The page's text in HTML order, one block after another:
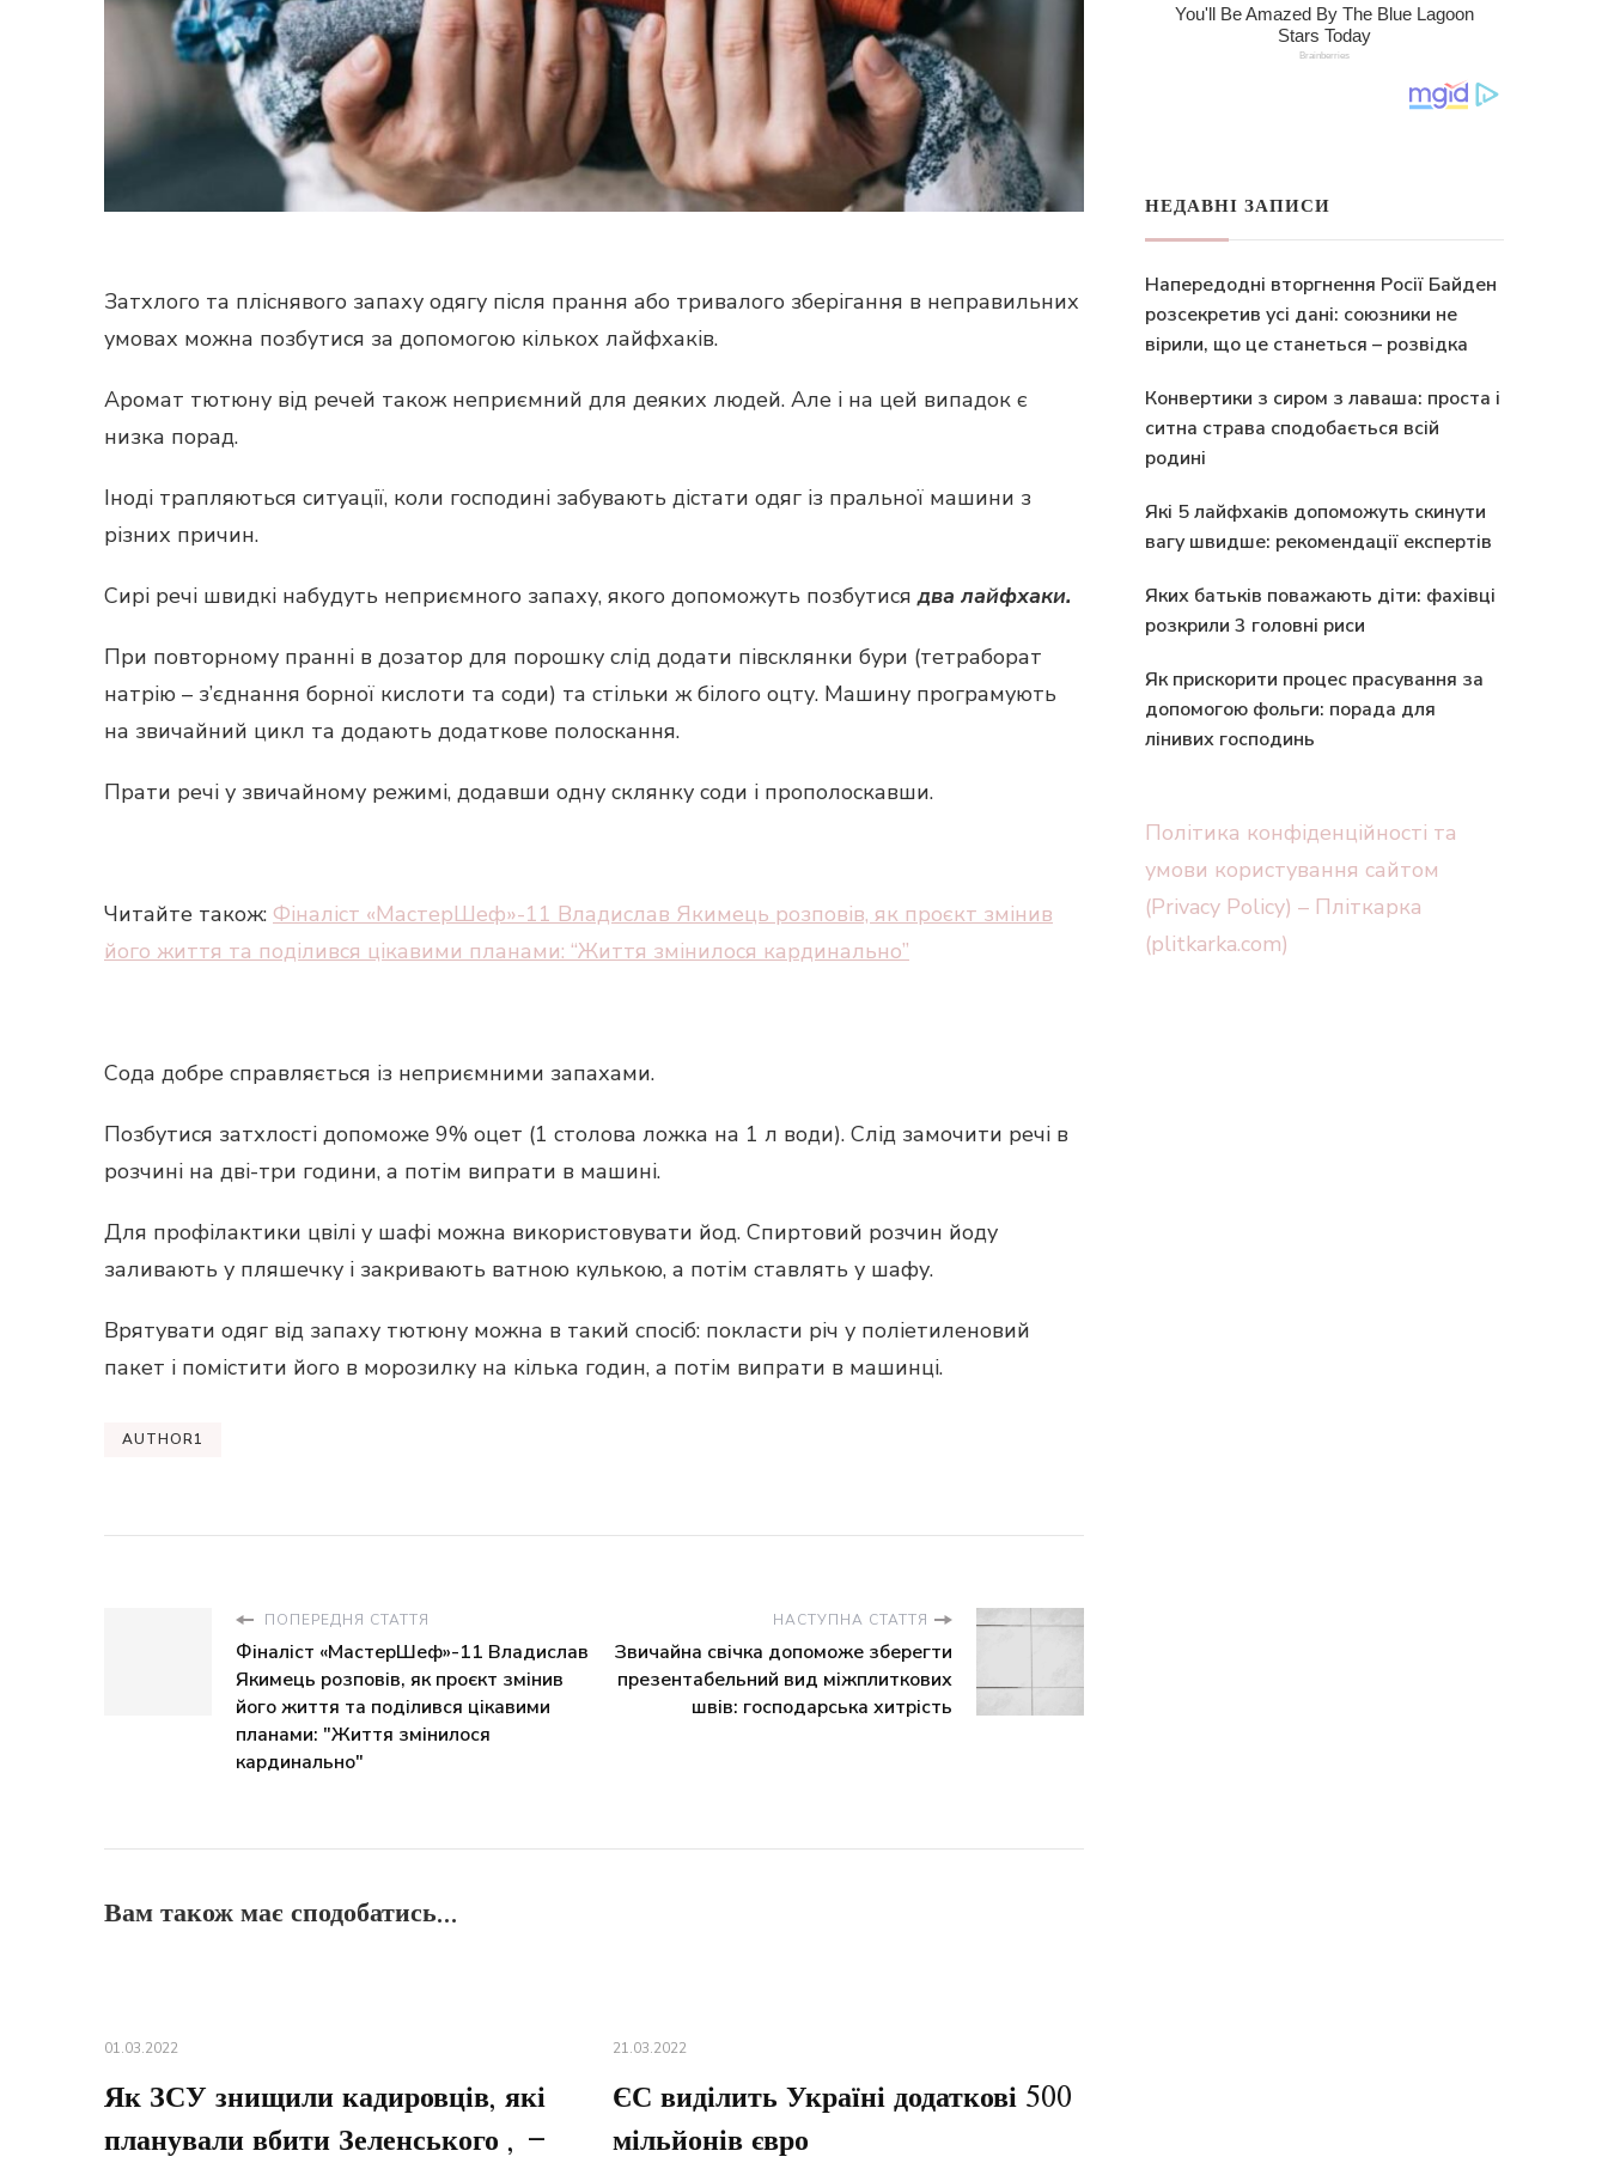
Затхлого та пліснявого запаху одягу після прання або тривалого зберігання в неправильних
умовах можна позбутися за допомогою кількох лайфхаків.
Аромат тютюну від речей також неприємний для деяких людей. Але і на цей випадок є
низка порад.
Іноді трапляються ситуації, коли господині забувають дістати одяг із пральної машини з
різних причин.
Сирі речі швидкі набудуть неприємного запаху, якого допоможуть позбутисядва лайфхаки.
При повторному пранні в дозатор для порошку слід додати півсклянки бури (тетраборат
натрію – з’єднання борної кислоти та соди) та стільки ж білого оцту. Машину програмують
на звичайний цикл та додають додаткове полоскання.
Прати речі у звичайному режимі, додавши одну склянку соди і прополоскавши.
Читайте також: Фіналіст «МастерШеф»-11 Владислав Якимець розповів, як проєкт змінив
його життя та поділився цікавими планами: “Життя змінилося кардинально”
Сода добре справляється із неприємними запахами.
Позбутися затхлості допоможе 9% оцет (1 столова ложка на 1 л води). Слід замочити речі в
розчині на дві-три години, а потім випрати в машині.
Для профілактики цвілі у шафі можна використовувати йод. Спиртовий розчин йоду
заливають у пляшечку і закривають ватною кулькою, а потім ставлять у шафу.
Врятувати одяг від запаху тютюну можна в такий спосіб: покласти річ у поліетиленовий
пакет і помістити його в морозилку на кілька годин, а потім випрати в машинці.
AUTHOR1
ПОПЕРЕДНЯ СТАТТЯ
Фіналіст «МастерШеф»-11 Владислав
Якимець розповів, як проєкт змінив
його життя та поділився цікавими
планами: "Життя змінилося
кардинально"
НАСТУПНА СТАТТЯ
Звичайна свічка допоможе зберегти
презентабельний вид міжплиткових
швів: господарська хитрість
Вам також має сподобатись...
01.03.2022
Як ЗСУ знищили кадировців, які
планували вбити Зеленського , –
21.03.2022
ЄС виділить Україні додаткові 500
мільйонів євро
НЕДАВНІ ЗАПИСИ
Напередодні вторгнення Росії Байден
розсекретив усі дані: союзники не
вірили, що це станеться – розвідка
Конвертики з сиром з лаваша: проста і
ситна страва сподобається всій
родині
Які 5 лайфхаків допоможуть скинути
вагу швидше: рекомендації експертів
Яких батьків поважають діти: фахівці
розкрили 3 головні риси
Як прискорити процес прасування за
допомогою фольги: порада для
лінивих господинь
Політика конфіденційності та
умови користування сайтом
(Privacy Policy) – Пліткарка
(plitkarka.com)